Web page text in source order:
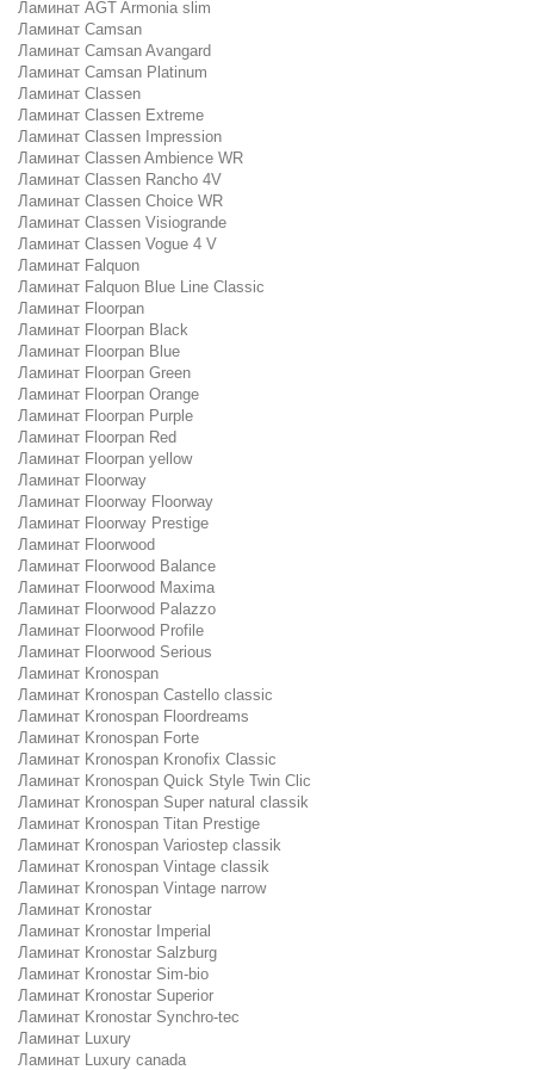
Ламинат AGT Armonia slim
Ламинат Camsan
Ламинат Camsan Avangard
Ламинат Camsan Platinum
Ламинат Classen
Ламинат Classen Extreme
Ламинат Classen Impression
Ламинат Classen Ambience WR
Ламинат Classen Rancho 4V
Ламинат Classen Choice WR
Ламинат Classen Visiogrande
Ламинат Classen Vogue 4 V
Ламинат Falquon
Ламинат Falquon Blue Line Classic
Ламинат Floorpan
Ламинат Floorpan Black
Ламинат Floorpan Blue
Ламинат Floorpan Green
Ламинат Floorpan Orange
Ламинат Floorpan Purple
Ламинат Floorpan Red
Ламинат Floorpan yellow
Ламинат Floorway
Ламинат Floorway Floorway
Ламинат Floorway Prestige
Ламинат Floorwood
Ламинат Floorwood Balance
Ламинат Floorwood Maxima
Ламинат Floorwood Palazzo
Ламинат Floorwood Profile
Ламинат Floorwood Serious
Ламинат Kronospan
Ламинат Kronospan Castello classic
Ламинат Kronospan Floordreams
Ламинат Kronospan Forte
Ламинат Kronospan Kronofix Classic
Ламинат Kronospan Quick Style Twin Clic
Ламинат Kronospan Super natural classik
Ламинат Kronospan Titan Prestige
Ламинат Kronospan Variostep classik
Ламинат Kronospan Vintage classik
Ламинат Kronospan Vintage narrow
Ламинат Kronostar
Ламинат Kronostar Imperial
Ламинат Kronostar Salzburg
Ламинат Kronostar Sim-bio
Ламинат Kronostar Superior
Ламинат Kronostar Synchro-tec
Ламинат Luxury
Ламинат Luxury canada